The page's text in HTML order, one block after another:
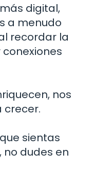
digital,
a menudo
recordar la
nos
crecer.
sientas
no dudes en